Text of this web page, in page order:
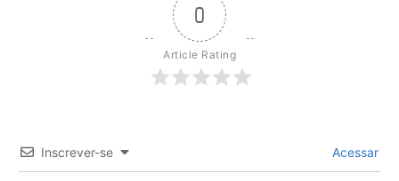
0
Article Rating
Inscrever-se Acessar